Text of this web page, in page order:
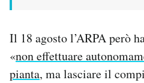
Il 18 agosto l’ARPA però
«non effettuare
pianta, ma lasciare il